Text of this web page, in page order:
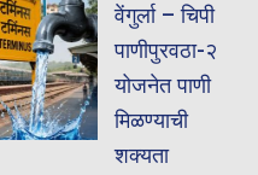
वेंगुर्ला – चिपी
पाणीपुरवठा-२
योजनेत पाणी
मिळण्याची
शक्यता